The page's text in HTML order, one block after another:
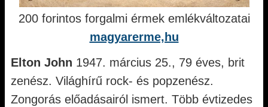
200 forintos forgalmi érmek emlékváltozatai
magyarerme,hu
Elton John 1947. március 25., 79 éves, brit
zenész. Világhírű rock- és popzenész.
Zongorás előadásairól ismert. Több évtizedes